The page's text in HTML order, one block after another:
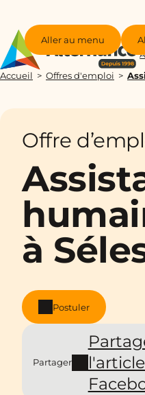
Aller au menu
Accueil Offres d'emploi
Offre
à
Postuler
Partager